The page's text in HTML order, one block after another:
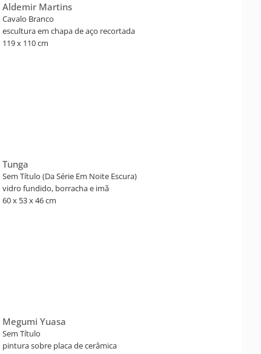
Aldemir Martins
Cavalo Branco
escultura em chapa de aço recortada
119 x 110 cm
Tunga
Sem Título (Da Série Em Noite Escura)
vidro fundido, borracha e imã
60 x 53 x 46 cm
Megumi Yuasa
Sem Título
pintura sobre placa de cerâmica